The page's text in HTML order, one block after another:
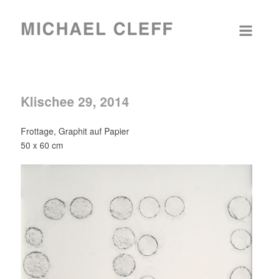
Klischee 29, 2014
Frottage, Graphit auf Papier
50 x 60 cm